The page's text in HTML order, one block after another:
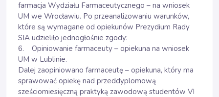
farmacja Wydziału Farmaceutycznego – na wniosek
UM we Wrocławiu. Po przeanalizowaniu warunków,
które są wymagane od opiekunów Prezydium Rady
SIA udzieliło jednogłośnie zgody:
6. Opiniowanie farmaceuty – opiekuna na wniosek
UM w Lublinie.
Dalej zaopiniowano farmaceutę – opiekuna, który ma
sprawować opiekę nad przeddyplomową
sześciomiesięczną praktyką zawodową studentów VI